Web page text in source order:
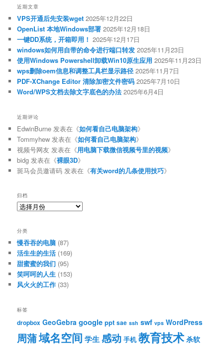
近期文章
VPS开通后先安装wget 2025年12月22日
OpenList 本地Windows部署 2025年12月18日
一键DD系统，开箱即用！ 2025年12月17日
windows如何用自带的命令进行端口转发 2025年11月23日
使用Windows Powershell卸载Win10原生应用 2025年11月23日
wps删除oem信息和调整工具栏显示路径 2025年11月7日
PDF-XChange Editor 清除加密文件密码 2025年7月10日
Word/WPS文档去除文字底色的办法 2025年6月4日
近期评论
EdwinBurne 发表在《如何看自己电脑架构》
Tommyhew 发表在《如何看自己电脑架构》
视频号网友 发表在《用电脑下载微信视频号里的视频》
bidg 发表在《裸眼3D》
斑马会员邀请码 发表在《有关word的几条使用技巧》
归档
归
分类
慢吞吞的电脑 (87)
活生生的生活(169)
甜蜜蜜的我们 (95)
笑呵呵的人生 (153)
风火火的工作 (33)
标签
dropbox GeoGebra google ppt sae ssh swf vps WordPress
周蒲域名空间 学生感动 手机 教育技术 杀软